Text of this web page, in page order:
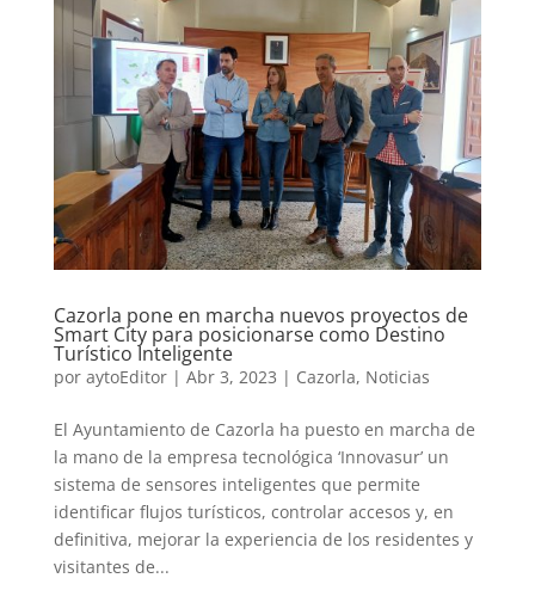
Cazorla pone en marcha nuevos proyectos de
Smart City para posicionarse como Destino
Turístico Inteligente
por aytoEditor| Abr 3, 2023 | Cazorla, Noticias
El Ayuntamiento de Cazorla ha puesto en marcha de
la mano de la empresa tecnológica ‘Innovasur’ un
sistema de sensores inteligentes que permite
identificar flujos turísticos, controlar accesos y, en
definitiva, mejorar la experiencia de los residentes y
visitantes de...